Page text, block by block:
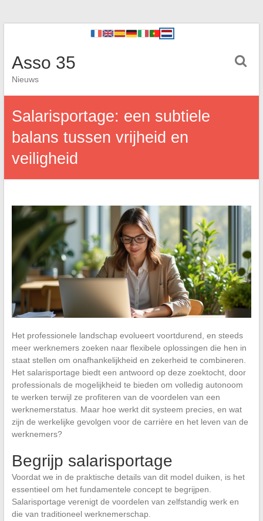
Asso 35
Nieuws
Salarisportage: een subtiele
balans tussen vrijheid en
veiligheid
Het professionele landschap evolueert voortdurend, en steeds
meer werknemers zoeken naar flexibele oplossingen die hen in
staat stellen om onafhankelijkheid en zekerheid te combineren.
Het salarisportage biedt een antwoord op deze zoektocht, door
professionals de mogelijkheid te bieden om volledig autonoom
te werken terwijl ze profiteren van de voordelen van een
werknemerstatus. Maar hoe werkt dit systeem precies, en wat
zijn de werkelijke gevolgen voor de carrière en het leven van de
werknemers?
Begrijp salarisportage
Voordat we in de praktische details van dit model duiken, is het
essentieel om het fundamentele concept te begrijpen.
Salarisportage verenigt de voordelen van zelfstandig werk en
die van traditioneel werknemerschap.